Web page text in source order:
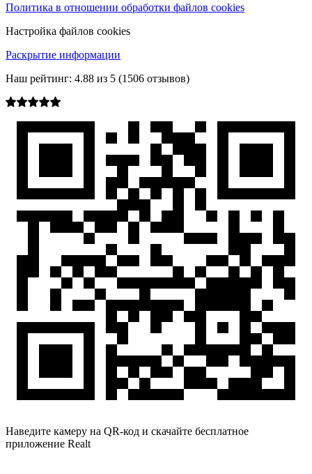
Политика в отношении обработки файлов cookies
Настройка файлов cookies
Раскрытие информации
Наш рейтинг: 4.88 из 5 (1506 отзывов)
Наведите камеру на QR-код и скачайте бесплатное
приложение Realt